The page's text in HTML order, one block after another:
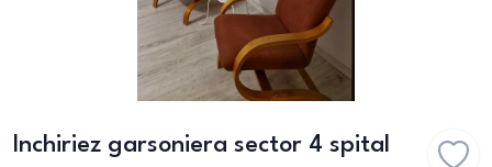
Inchiriez garsoniera sector 4 spital